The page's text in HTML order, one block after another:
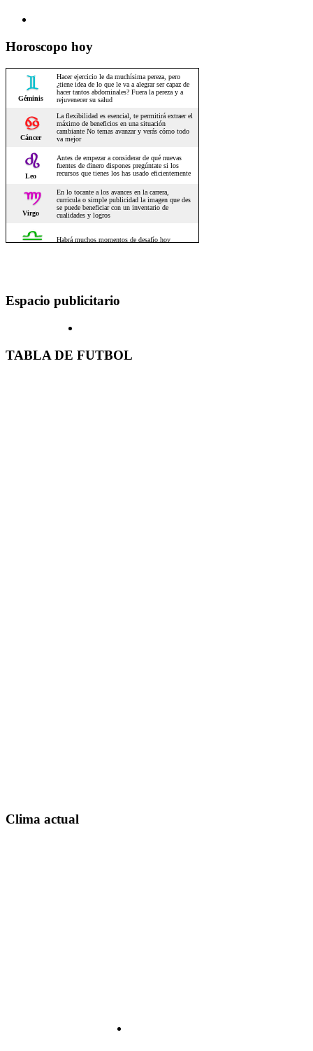
Horoscopo hoy
Espacio publicitario
TABLA DE FUTBOL
Clima actual